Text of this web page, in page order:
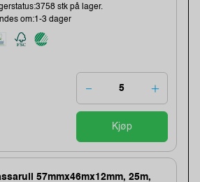
stk på lager.
om:1-3 dager
Kjøp
57mmx46mx12mm, 25m,